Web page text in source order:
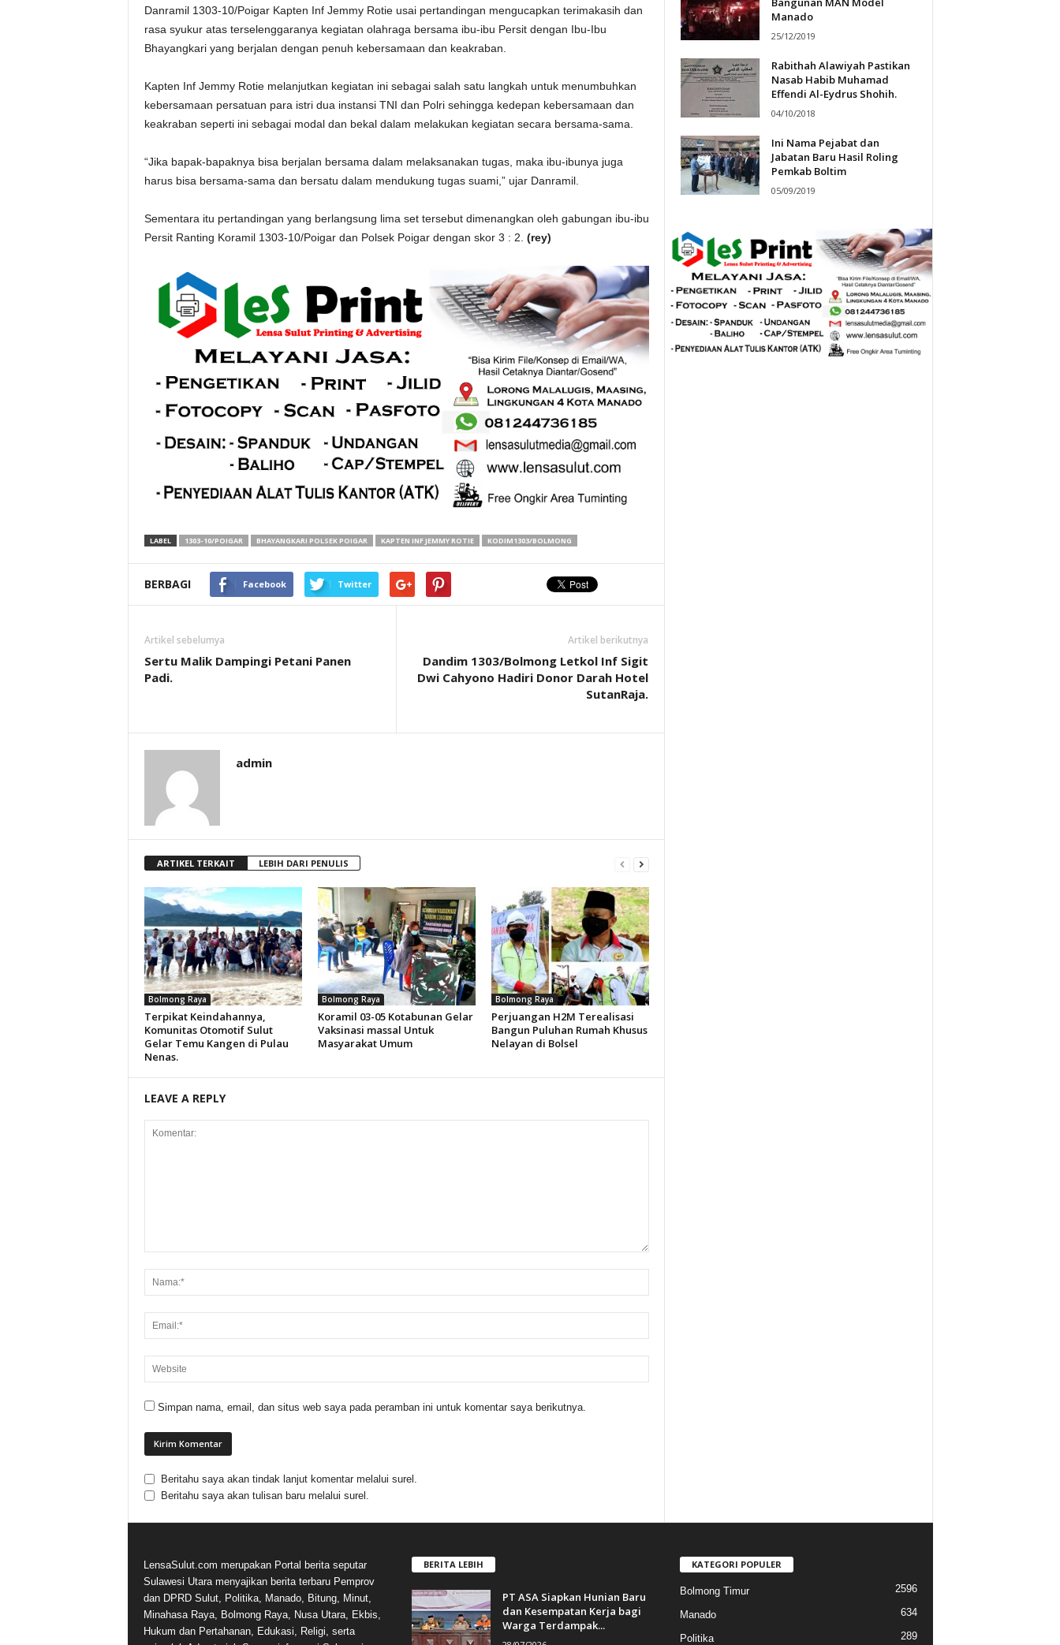
Danramil 1303-10/Poigar Kapten Inf Jemmy Rotie usai pertandingan mengucapkan terimakasih dan
rasa syukur atas terselenggaranya kegiatan olahraga bersama ibu-ibu Persit dengan Ibu-Ibu
Bhayangkari yang berjalan dengan penuh kebersamaan dan keakraban.
Kapten Inf Jemmy Rotie melanjutkan kegiatan ini sebagai salah satu langkah untuk menumbuhkan
kebersamaan persatuan para istri dua instansi TNI dan Polri sehingga kedepan kebersamaan dan
keakraban seperti ini sebagai modal dan bekal dalam melakukan kegiatan secara bersama-sama.
“Jika bapak-bapaknya bisa berjalan bersama dalam melaksanakan tugas, maka ibu-ibunya juga
harus bisa bersama-sama dan bersatu dalam mendukung tugas suami,” ujar Danramil.
Sementara itu pertandingan yang berlangsung lima set tersebut dimenangkan oleh gabungan ibu-ibu
Persit Ranting Koramil 1303-10/Poigar dan Polsek Poigar dengan skor 3 : 2. (rey)
LABEL 1303-10/POIGAR BHAYANGKARI POLSEK POIGAR KAPTEN INF JEMMY ROTIE KODIM1303/BOLMONG
BERBAGI Facebook Twitter
Artikel sebelumya
Sertu Malik Dampingi Petani Panen
Padi.
Artikel berikutnya
Dandim 1303/Bolmong Letkol Inf Sigit
Dwi Cahyono Hadiri Donor Darah Hotel
SutanRaja.
admin
ARTIKEL TERKAIT LEBIH DARI PENULIS
Bolmong Raya
Terpikat Keindahannya,
Komunitas Otomotif Sulut
Gelar Temu Kangen di Pulau
Nenas.
Bolmong Raya
Koramil 03-05 Kotabunan Gelar
Vaksinasi massal Untuk
Masyarakat Umum
Bolmong Raya
Perjuangan H2M Terealisasi
Bangun Puluhan Rumah Khusus
Nelayan di Bolsel
LEAVE A REPLY
Simpan nama, email, dan situs web saya pada peramban ini untuk komentar saya berikutnya.
Beritahu saya akan tindak lanjut komentar melalui surel.
Beritahu saya akan tulisan baru melalui surel.
Manado
25/12/2019
Rabithah Alawiyah Pastikan
Nasab Habib Muhamad
Effendi Al-Eydrus Shohih.
04/10/2018
Ini Nama Pejabat dan
Jabatan Baru Hasil Roling
Pemkab Boltim
05/09/2019
LensaSulut.com merupakan Portal berita seputar
Sulawesi Utara menyajikan berita terbaru Pemprov
dan DPRD Sulut, Politika, Manado, Bitung, Minut,
Minahasa Raya, Bolmong Raya, Nusa Utara, Ekbis,
Hukum dan Pertahanan, Edukasi, Religi, serta
BERITA LEBIH
PT ASA Siapkan Hunian Baru
dan Kesempatan Kerja bagi
Warga Terdampak...
KATEGORI POPULER
Bolmong Timur 2596
Manado 634
Politika 289